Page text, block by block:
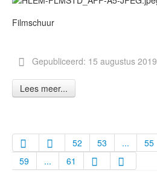
Filmschuur
Gepubliceerd: 15 augustus 2019
Lees meer...
52
53 ... 55
59
... 61